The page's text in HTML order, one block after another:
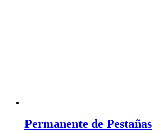
Permanente de Pestañas